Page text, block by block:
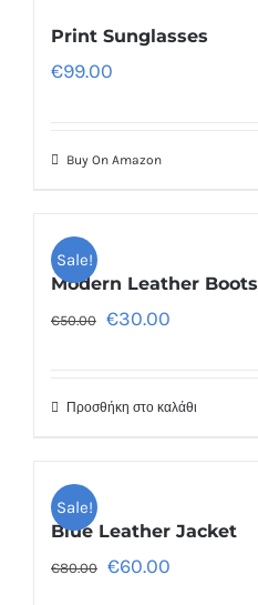
Print Sunglasses
€99.00
Buy On Amazon
Sale!
Modern Leather Boots
€50.00 €30.00
Προσθήκη στο καλάθι
Sale!
Blue Leather Jacket
€80.00 €60.00